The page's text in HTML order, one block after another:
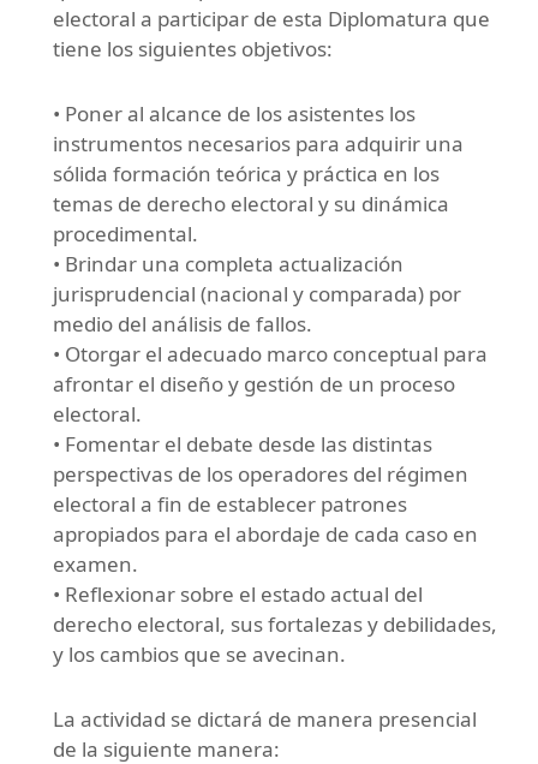
electoral a participar de esta Diplomatura que
tiene los siguientes objetivos:
• Poner al alcance de los asistentes los
instrumentos necesarios para adquirir una
sólida formación teórica y práctica en los
temas de derecho electoral y su dinámica
procedimental.
• Brindar una completa actualización
jurisprudencial (nacional y comparada) por
medio del análisis de fallos.
• Otorgar el adecuado marco conceptual para
afrontar el diseño y gestión de un proceso
electoral.
• Fomentar el debate desde las distintas
perspectivas de los operadores del régimen
electoral a fin de establecer patrones
apropiados para el abordaje de cada caso en
examen.
• Reflexionar sobre el estado actual del
derecho electoral, sus fortalezas y debilidades,
y los cambios que se avecinan.
La actividad se dictará de manera presencial
de la siguiente manera: